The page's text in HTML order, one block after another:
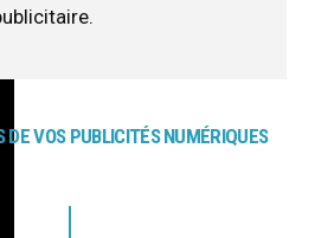
VOS PUBLICITÉS NUMÉRIQUES